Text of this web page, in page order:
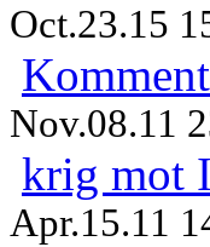
Oct.23.15
Nov.08.11
krig mot
Apr.15.11